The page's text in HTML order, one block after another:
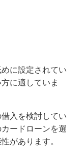
！当日借入・審
！選び方や早く
に設定されてい
に適していま
入を検討してい
ードローンを選
があります。